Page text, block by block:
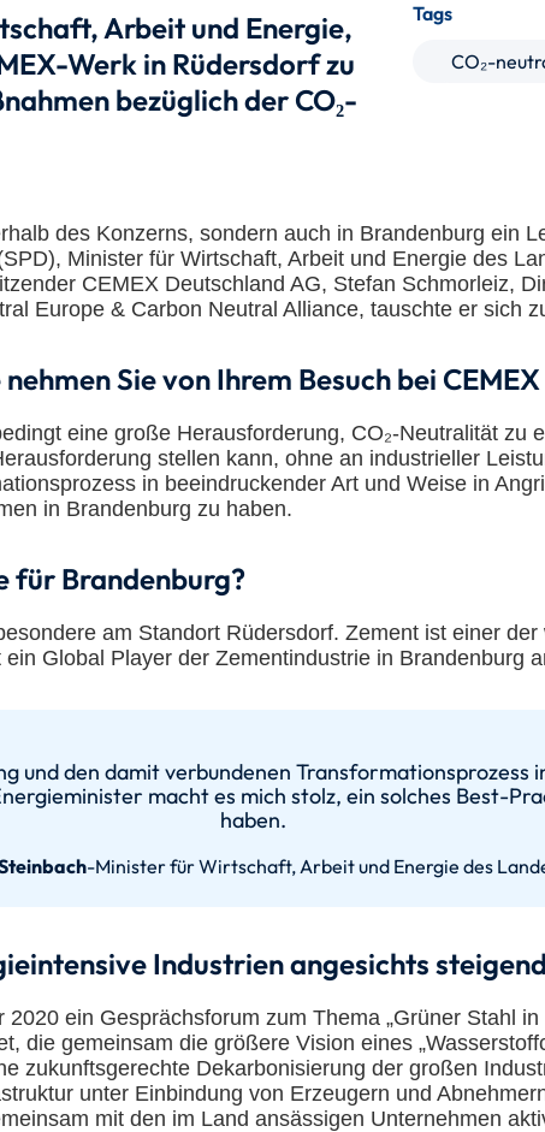
Arbeit und Energie,
Werk in Rüdersdorf zu
bezüglich der CO₂-
Tags
CO₂-
des Konzerns, sondern auch in Brandenburg ein
Minister für Wirtschaft, Arbeit und Energie des
CEMEX Deutschland AG, Stefan Schmorleiz,
Europe & Carbon Neutral Alliance, tauschte er sich
Sie von Ihrem Besuch bei
eine große Herausforderung, CO₂-Neutralität zu
stellen kann, ohne an industrieller
in beeindruckender Art und Weise in
in Brandenburg zu haben.
für Brandenburg?
am Standort Rüdersdorf. Zement ist einer
Global Player der Zementindustrie in Brandenburg
und den damit verbundenen Transformationsprozess
macht es mich stolz, ein solches Best-
haben.
-Minister für Wirtschaft, Arbeit und Energie des
Industrien angesichts
ein Gesprächsforum zum Thema „Grüner Stahl
die gemeinsam die größere Vision eines
zukunftsgerechte Dekarbonisierung der großen
unter Einbindung von Erzeugern und
mit den im Land ansässigen Unternehmen